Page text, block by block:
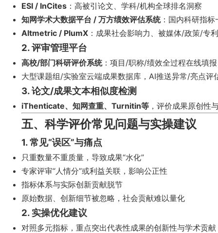
ESI / InCites ：高被引论文、学科/机构全球排名洞察
知网学术大数据平台 / 万方绩效评估系统：国内科研指标
Altmetric / PlumX ：成果社会影响力、被媒体/政策/专
2. 评审管理平台
高校/部门科研评价系统：项目/职称/绩效全过程在线填
大型课题组/实验室云端成果数据库，AI推送异常/亮点评
3. 论文/成果文本相似度检测
iThenticate、知网查重、Turnitin等 ，评价成果原创性
五、科学评价常见问题与实操建议
1. 常见“误区”与痛点
只重数量不重质量，导致成果“水化”
专家评审“人情分”或利益关联，影响公正性
指标体系与实际创新贡献脱节
原始数据、创新细节被忽略，社会贡献难以量化
2. 实操优化建议
对照多元指标，重点突出代表性成果的创新性与学术贡献